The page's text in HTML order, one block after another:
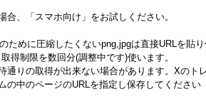
、「スマホ向け」をお試しください。
ために圧縮したくないpng,jpgは直接URLを貼
得制限を数回分(調整中です)使います。
りの取得が出来ない場合があります。Xのト
の中のページのURLを指定し保存してください